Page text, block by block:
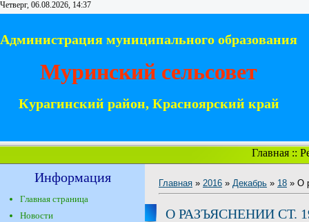
Четверг, 06.08.2026, 14:37
Администрация муниципального образования
Муринский сельсовет
Курагинский район, Красноярский край
Главная::
Информация
Главная страница
Новости
Главная » 2016 » Декабрь » 18 » О
О РАЗЪЯСНЕНИИ СТ.